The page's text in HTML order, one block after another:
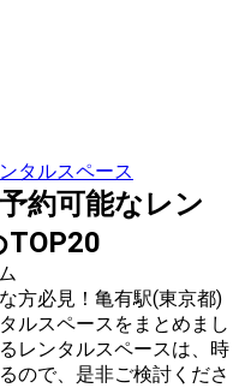
タルスペース
約可能なレン
方必見！亀有駅(東京都)
ルスペースをまとめまし
レンタルスペースは、時
ので、是非ご検討くださ